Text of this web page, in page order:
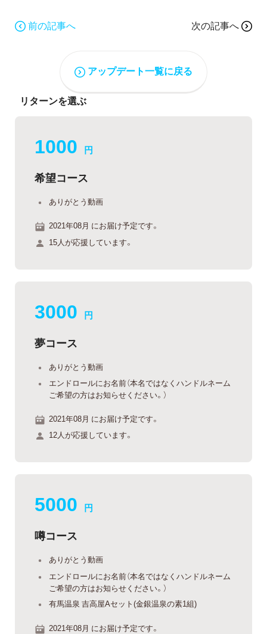
前の記事へ 次の記事へ
アップデート一覧に戻る
リターンを選ぶ
1000 円
希望コース
ありがとう動画
2021年08月 にお届け予定です。
15人が応援しています。
3000 円
夢コース
ありがとう動画
エンドロールにお名前（本名ではなくハンドルネーム
ご希望の方はお知らせください。）
2021年08月 にお届け予定です。
12人が応援しています。
5000 円
噂コース
ありがとう動画
エンドロールにお名前（本名ではなくハンドルネーム
ご希望の方はお知らせください。）
有馬温泉 吉高屋Aセット(金銀温泉の素1組)
2021年08月 にお届け予定です。